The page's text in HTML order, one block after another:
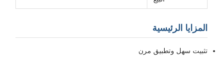
المزايا الرئيسية
تثبيت سهل وتطبيق مرن